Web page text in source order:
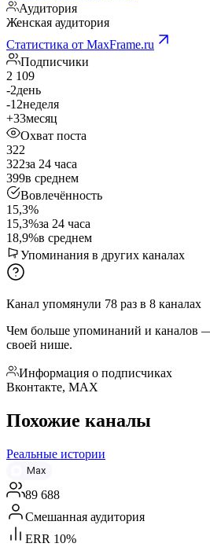
Аудитория
Женская аудитория
Статистика от MaxFrame.ru
Подписчики
2 109
-2день
-12неделя
+33месяц
Охват поста
322
322за 24 часа
399в среднем
Вовлечённость
15,3%
15,3%за 24 часа
18,9%в среднем
Упоминания в других каналах
Канал упомянули 78 раз в 8 каналах
Чем больше упоминаний и каналов —
своей нише.
Информация о подписчиках
Вконтакте, MAX
Похожие каналы
Реальные истории
Max
89 688
Смешанная аудитория
ERR 10%